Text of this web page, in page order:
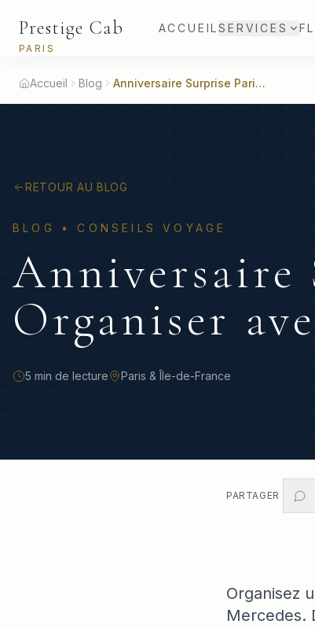
Prestige Cab
PARIS
ACCUEILSERVICES
Accueil Blog Anniversaire Surprise Paris : Organiser avec Chauffeur
RETOUR AU BLOG
BLOG •CONSEILS VOYAGE
Anniversaire
Organiser
5 min de lecture Paris & Île-de-France
PARTAGER
Organisez
Mercedes.